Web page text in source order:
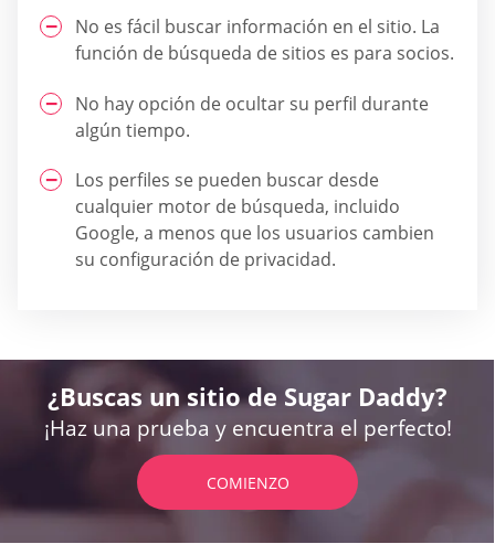
No es fácil buscar información en el sitio. La
función de búsqueda de sitios es para socios.
No hay opción de ocultar su perfil durante
algún tiempo.
Los perfiles se pueden buscar desde
cualquier motor de búsqueda, incluido
Google, a menos que los usuarios cambien
su configuración de privacidad.
¿Buscas un sitio de Sugar Daddy?
¡Haz una prueba y encuentra el perfecto!
COMIENZO